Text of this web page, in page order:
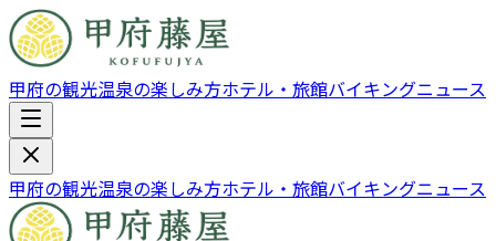
甲府の観光温泉の楽しみ方ホテル・旅館バイキングニュース
甲府の観光温泉の楽しみ方ホテル・旅館バイキングニュース